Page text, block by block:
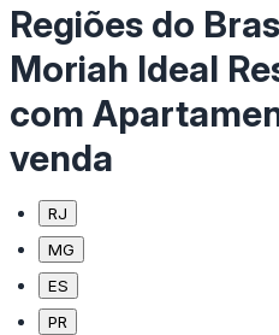
Regiões do
Moriah Ideal
com
venda
RJ
MG
ES
PR